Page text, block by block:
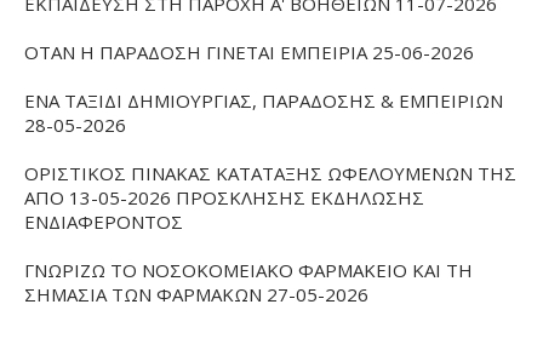
ΟΤΑΝ Η ΠΑΡΑΔΟΣΗ ΓΙΝΕΤΑΙ ΕΜΠΕΙΡΙΑ 25-06-2026
ΕΝΑ ΤΑΞΙΔΙ ΔΗΜΙΟΥΡΓΙΑΣ, ΠΑΡΑΔΟΣΗΣ & ΕΜΠΕΙΡΙΩΝ
28-05-2026
ΟΡΙΣΤΙΚΟΣ ΠΙΝΑΚΑΣ ΚΑΤΑΤΑΞΗΣ ΩΦΕΛΟΥΜΕΝΩΝ ΤΗΣ
ΑΠΟ 13-05-2026 ΠΡΟΣΚΛΗΣΗΣ ΕΚΔΗΛΩΣΗΣ
ΕΝΔΙΑΦΕΡΟΝΤΟΣ
ΓΝΩΡΙΖΩ ΤΟ ΝΟΣΟΚΟΜΕΙΑΚΟ ΦΑΡΜΑΚΕΙΟ ΚΑΙ ΤΗ
ΣΗΜΑΣΙΑ ΤΩΝ ΦΑΡΜΑΚΩΝ 27-05-2026